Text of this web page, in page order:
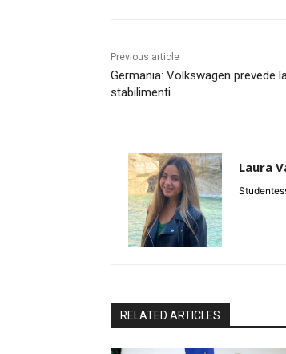
Previous article
Germania: Volkswagen prevede
stabilimenti
Laura
RELATED ARTICLES